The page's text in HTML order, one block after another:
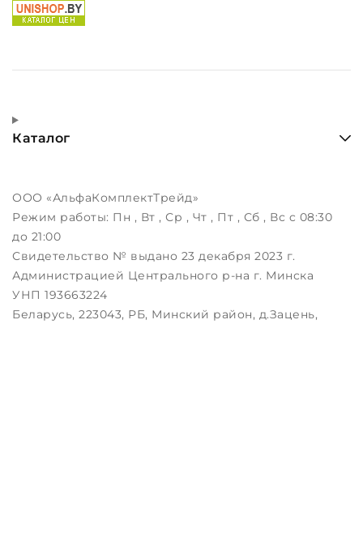
Каталог
ООО «АльфаКомплектТрейд»
Режим работы: Пн , Вт , Ср , Чт , Пт , Сб , Вс c 08:30
до 21:00
Свидетельство № выдано 23 декабря 2023 г.
Администрацией Центрального р-на г. Минска
УНП 193663224
Беларусь, 223043, РБ, Минский район, д.Зацень,